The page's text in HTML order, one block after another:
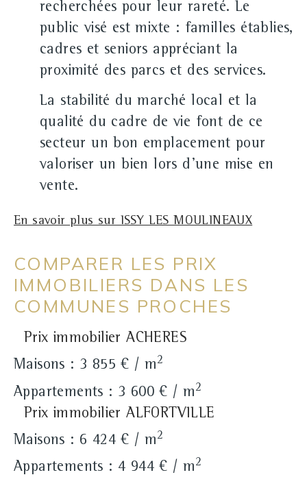
recherchées pour leur rareté. Le
public visé est mixte : familles établies,
cadres et seniors appréciant la
proximité des parcs et des services.
La stabilité du marché local et la
qualité du cadre de vie font de ce
secteur un bon emplacement pour
valoriser un bien lors d'une mise en
vente.
En savoir plus sur ISSY LES MOULINEAUX
COMPARER LES PRIX
IMMOBILIERS DANS LES
COMMUNES PROCHES
Prix immobilier ACHERES
Maisons : 3 855 € / m2
Appartements : 3 600 € / m2
Prix immobilier ALFORTVILLE
Maisons : 6 424 € / m2
Appartements : 4 944 € / m2